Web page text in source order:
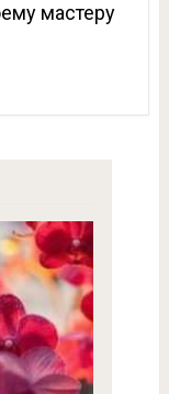
мастеру